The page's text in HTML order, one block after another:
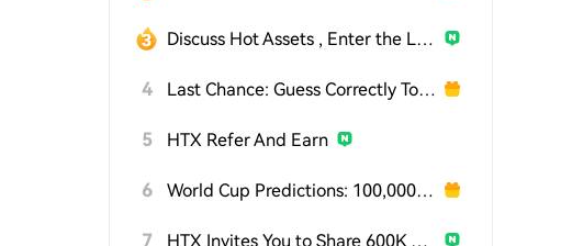
Discuss Hot Assets , Enter the Lucky Draw
4 Last Chance: Guess Correctly Today and Win More
5 HTX Refer And Earn
6 World Cup Predictions: 100,000 USDT Daily
7 HTX Invites You to Share 600K USDT in Gift Packs